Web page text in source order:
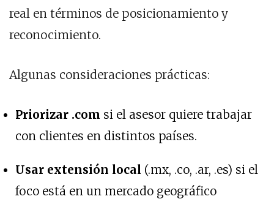
real en términos de posicionamiento y
reconocimiento.
Algunas consideraciones prácticas:
Priorizar .com si el asesor quiere trabajar
con clientes en distintos países.
Usar extensión local (.mx, .co, .ar, .es) si el
foco está en un mercado geográfico